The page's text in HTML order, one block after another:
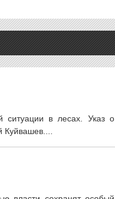
ситуации в лесах. Указ о